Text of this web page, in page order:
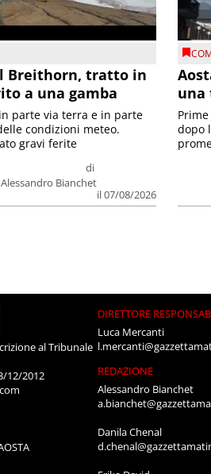
Breithorn, tratto in
a una gamba
di
Alessandro Bianchet
il 07/08/2026
parte via terra e in parte
condizioni meteo.
gravi ferite
una
dopo
al Tribunale
12/2012
DIRETTORE
Luca Mercanti
REDAZIONE
Alessandro Bianchet
Danila Chenal